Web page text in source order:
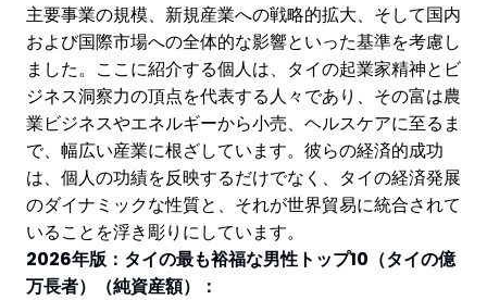
主要事業の規模、新規産業への戦略的拡大、そして国内
および国際市場への全体的な影響といった基準を考慮し
ました。ここに紹介する個人は、タイの起業家精神とビ
ジネス洞察力の頂点を代表する人々であり、その富は農
業ビジネスやエネルギーから小売、ヘルスケアに至るま
で、幅広い産業に根ざしています。彼らの経済的成功
は、個人の功績を反映するだけでなく、タイの経済発展
のダイナミックな性質と、それが世界貿易に統合されて
いることを浮き彫りにしています。
2026年版：タイの最も裕福な男性トップ10（タイの億
万長者）（純資産額）：